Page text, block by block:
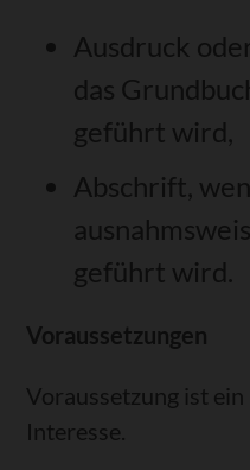
Ausdruck
das
geführt wird,
Abschrift,
geführt wird.
Voraussetzungen
Voraussetzung ist
Interesse.